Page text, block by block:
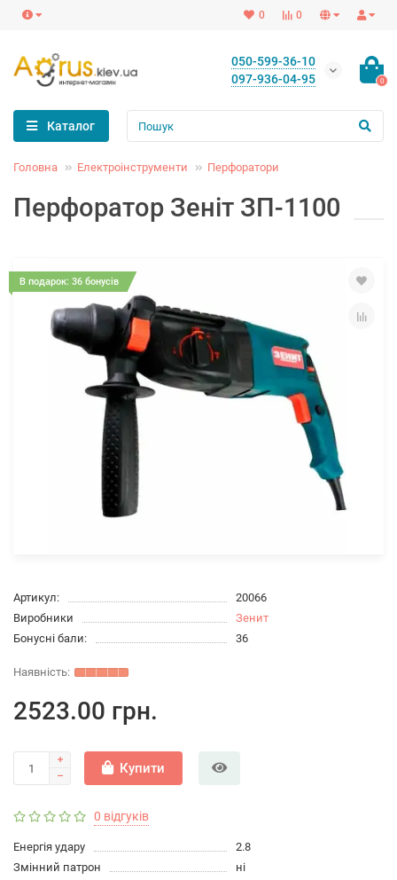
0
0
050-599-36-10
097-936-04-95
0
Каталог
Головна Електроінструменти Перфоратори
Перфоратор Зеніт ЗП-1100
В подарок: 36 бонусів
Артикул:
20066
Виробники
Зенит
Бонусні бали:
36
2523.00 грн.
Купити
0 відгуків
Енергія удару
2.8
Змінний патрон
ні